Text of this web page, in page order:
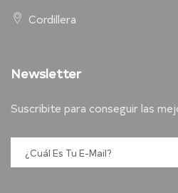
Cordillera
Newsletter
Suscribite para conseguir las